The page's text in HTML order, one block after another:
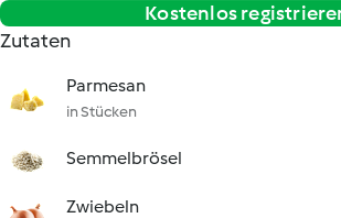
Kostenlos
Zutaten
Parmesan
in Stücken
Semmelbrösel
Zwiebeln